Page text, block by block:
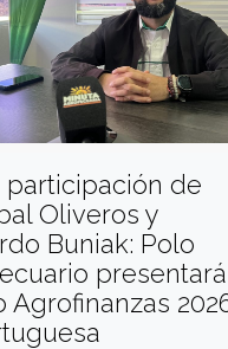
participación de
Oliveros y
Buniak: Polo
Agrofinanzas